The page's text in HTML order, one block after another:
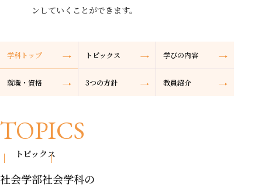
ンしていくことができます。
学科トップ トピックス 学びの内容
就職・資格 3つの方針 教員紹介
TOPICS
トピックス
社会学部社会学科の